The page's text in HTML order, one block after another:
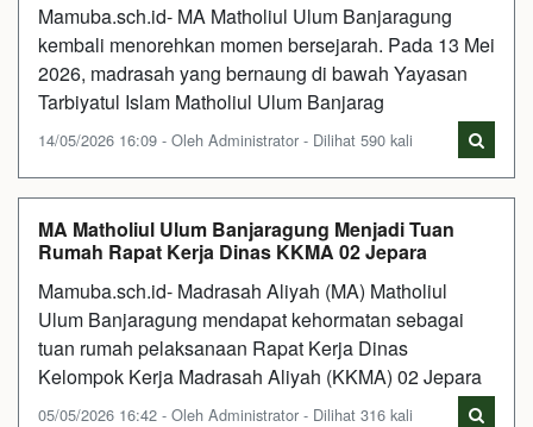
Mamuba.sch.id- MA Matholiul Ulum Banjaragung
kembali menorehkan momen bersejarah. Pada 13 Mei
2026, madrasah yang bernaung di bawah Yayasan
Tarbiyatul Islam Matholiul Ulum Banjarag
14/05/2026 16:09 - Oleh Administrator - Dilihat 590 kali
MA Matholiul Ulum Banjaragung Menjadi Tuan
Rumah Rapat Kerja Dinas KKMA 02 Jepara
Mamuba.sch.id- Madrasah Aliyah (MA) Matholiul
Ulum Banjaragung mendapat kehormatan sebagai
tuan rumah pelaksanaan Rapat Kerja Dinas
Kelompok Kerja Madrasah Aliyah (KKMA) 02 Jepara
05/05/2026 16:42 - Oleh Administrator - Dilihat 316 kali